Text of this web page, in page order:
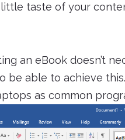
taste of your
an eBook doesn’t
be able to achieve
as common